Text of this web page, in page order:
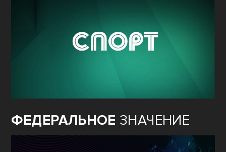
ФЕДЕРАЛЬНОЕ ЗНАЧЕНИЕ